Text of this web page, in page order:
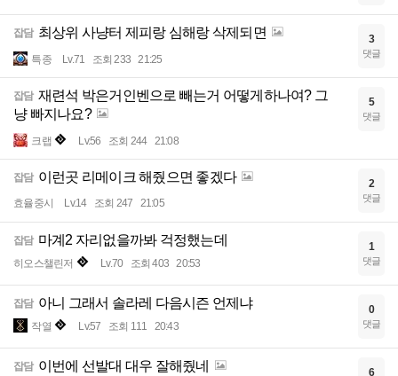
잡담 최상위 사냥터 제피랑 심해랑 삭제되면
특종 Lv.71 조회 233 21:25
3
댓글
잡담 재련석 박은거인벤으로 빼는거 어떻게하나여? 그
냥 빠지나요?
크랩 Lv.56 조회 244 21:08
5
댓글
잡담 이런곳 리메이크 해줬으면 좋겠다
효율중시 Lv.14 조회 247 21:05
2
댓글
잡담 마계2 자리없을까봐 걱정했는데
히오스챌린저 Lv.70 조회 403 20:53
1
댓글
잡담 아니 그래서 솔라레 다음시즌 언제냐
작열 Lv.57 조회 111 20:43
0
댓글
잡담 이번에 선발대 대우 잘해줬네 6